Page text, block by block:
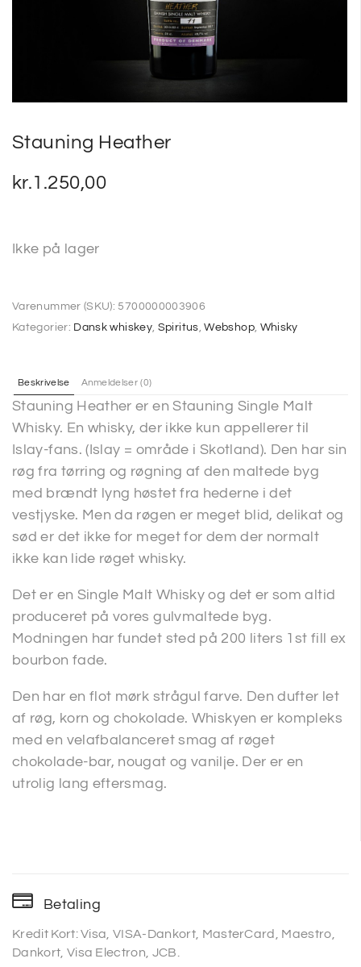
Stauning Heather
kr.1.250,00
Ikke på lager
Varenummer (SKU): 5700000003906
Kategorier: Dansk whiskey Spiritus ,Webshop, Whisky
Beskrivelse Anmeldelser (0)
Stauning Heather er en Stauning Single Malt
Whisky. En whisky, der ikke kun appellerer til
Islay-fans. (Islay = område i Skotland). Den har sin
røg fra tørring og røgning af den maltede byg
med brændt lyng høstet fra hederne i det
vestjyske. Men da røgen er meget blid, delikat og
sød er det ikke for meget for dem der normalt
ikke kan lide røget whisky.
Det er en Single Malt Whisky og det er som altid
produceret på vores gulvmaltede byg.
Modningen har fundet sted på 200 liters 1st fill ex
bourbon fade.
Den har en flot mørk strågul farve. Den dufter let
af røg, korn og chokolade. Whiskyen er kompleks
med en velafbalanceret smag af røget
chokolade-bar, nougat og vanilje. Der er en
utrolig lang eftersmag.
Betaling
Kredit Kort: Visa, VISA-Dankort, MasterCard, Maestro,
Dankort, Visa Electron, JCB.